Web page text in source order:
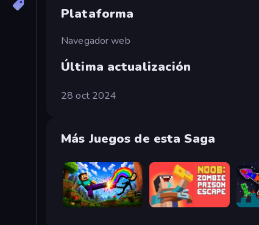
Plataforma
Navegador web
Última actualización
28 oct 2024
Más Juegos de esta Saga
Noob: Wall Crusher